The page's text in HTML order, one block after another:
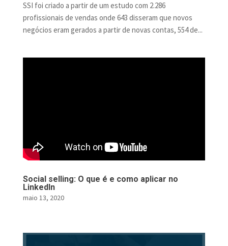
SSI foi criado a partir de um estudo com 2.286
profissionais de vendas onde 643 disseram que novos
negócios eram gerados a partir de novas contas, 554 de...
Social selling: O que é e como aplicar no
LinkedIn
maio 13, 2020